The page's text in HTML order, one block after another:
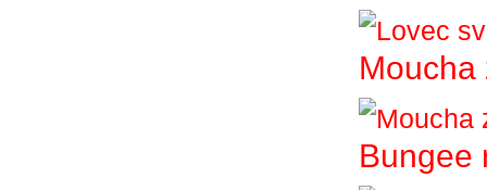
Moucha
Bungee